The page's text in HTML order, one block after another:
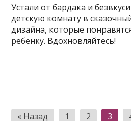
Устали от бардака и
детскую комнату в
дизайна, которые
ребенку. Вдохновляйтесь!
Пагинация
« Назад 1 2 3